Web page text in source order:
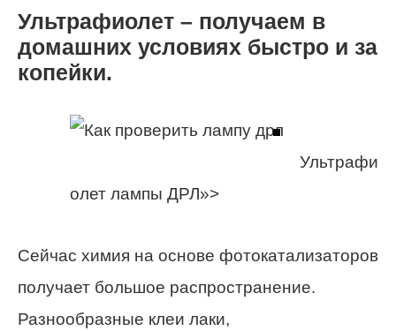
Ультрафиолет – получаем в
домашних условиях быстро и за
копейки.
Ультрафи
олет лампы ДРЛ»>
Сейчас химия на основе фотокатализаторов
получает большое распространение.
Разнообразные клеи лаки,